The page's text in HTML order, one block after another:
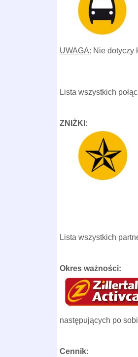
UWAGA: Nie dotyczy
Lista wszystkich
ZNIŻKI:
Lista wszystkich
Okres ważności:
następujących po
Cennik: